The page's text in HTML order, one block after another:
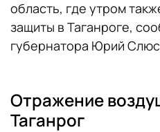
область, где утром
защиты в Таганроге,
губернатора Юрий
Отражение
Таганрог